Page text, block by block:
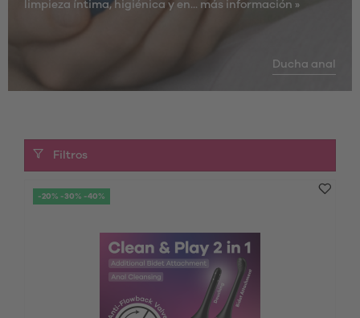
limpieza íntima, higiénica y en... más información »
Ducha anal
Filtros
-20% -30% -40%